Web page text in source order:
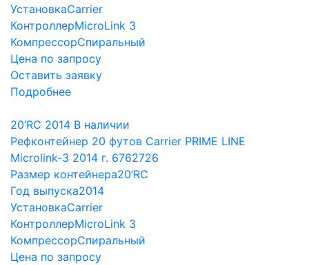
УстановкаCarrier
КонтроллерMicroLink 3
КомпрессорСпиральный
Цена по запросу
Оставить заявку
Подробнее
20’RC 2014 В наличии
Рефконтейнер 20 футов Carrier PRIME LINE
Microlink-3 2014 г. 6762726
Размер контейнера20’RC
Год выпуска2014
УстановкаCarrier
КонтроллерMicroLink 3
КомпрессорСпиральный
Цена по запросу